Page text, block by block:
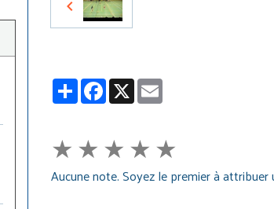
PartagerFacebook
X
★★★★★
Aucune note. Soyez le premier à attribuer